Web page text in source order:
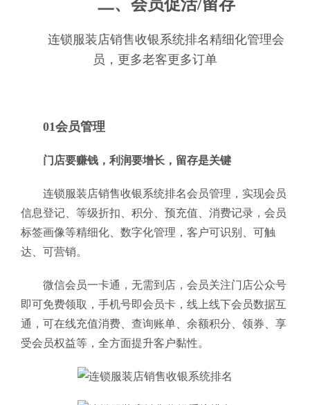
二、会员促活/留存
连锁服装店销售收银系统排名精细化管理会
员，更多老客更多订单
01会员管理
门店要赚钱，利润要增长，留存是关键
连锁服装店销售收银系统排名会员管理，实现会员
信息登记、等级折扣、积分、预充值、消费记录，会员
标签画像等精细化、数字化管理，客户可识别、可触
达、可营销。
微信会员一卡通，无需到店，会员关注门店公众号
即可免费领取，手机号即会员卡，线上线下会员数据互
通，可在线充值消费、查询账单、余额积分、领券、享
受会员权益等，全方面提升客户黏性。